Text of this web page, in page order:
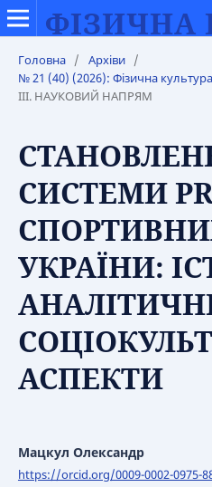
Головна / Архіви /
№ 21 (40) (2026): Фізична
ІІІ. НАУКОВИЙ НАПРЯМ
СИСТЕМИ
УКРАЇНИ:
АСПЕКТИ
Мацкул Олександр
https://orcid.org/0009-0002-0975-